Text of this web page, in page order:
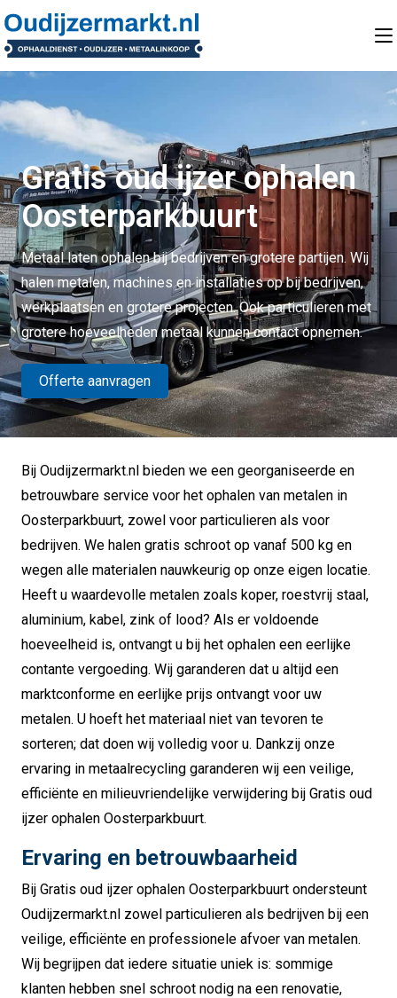
Gratis oud ijzer ophalen
Oosterparkbuurt
Metaal laten ophalen bij bedrijven en grotere partijen. Wij
halen metalen, machines en installaties op bij bedrijven,
werkplaatsen en grotere projecten. Ook particulieren met
grotere hoeveelheden metaal kunnen contact opnemen.
Offerte aanvragen
Bij Oudijzermarkt.nl bieden we een georganiseerde en
betrouwbare service voor het ophalen van metalen in
Oosterparkbuurt, zowel voor particulieren als voor
bedrijven. We halen gratis schroot op vanaf 500 kg en
wegen alle materialen nauwkeurig op onze eigen locatie.
Heeft u waardevolle metalen zoals koper, roestvrij staal,
aluminium, kabel, zink of lood? Als er voldoende
hoeveelheid is, ontvangt u bij het ophalen een eerlijke
contante vergoeding. Wij garanderen dat u altijd een
marktconforme en eerlijke prijs ontvangt voor uw
metalen. U hoeft het materiaal niet van tevoren te
sorteren; dat doen wij volledig voor u. Dankzij onze
ervaring in metaalrecycling garanderen wij een veilige,
efficiënte en milieuvriendelijke verwijdering bij Gratis oud
ijzer ophalen Oosterparkbuurt.
Ervaring en betrouwbaarheid
Bij Gratis oud ijzer ophalen Oosterparkbuurt ondersteunt
Oudijzermarkt.nl zowel particulieren als bedrijven bij een
veilige, efficiënte en professionele afvoer van metalen.
Wij begrijpen dat iedere situatie uniek is: sommige
klanten hebben snel schroot nodig na een renovatie,